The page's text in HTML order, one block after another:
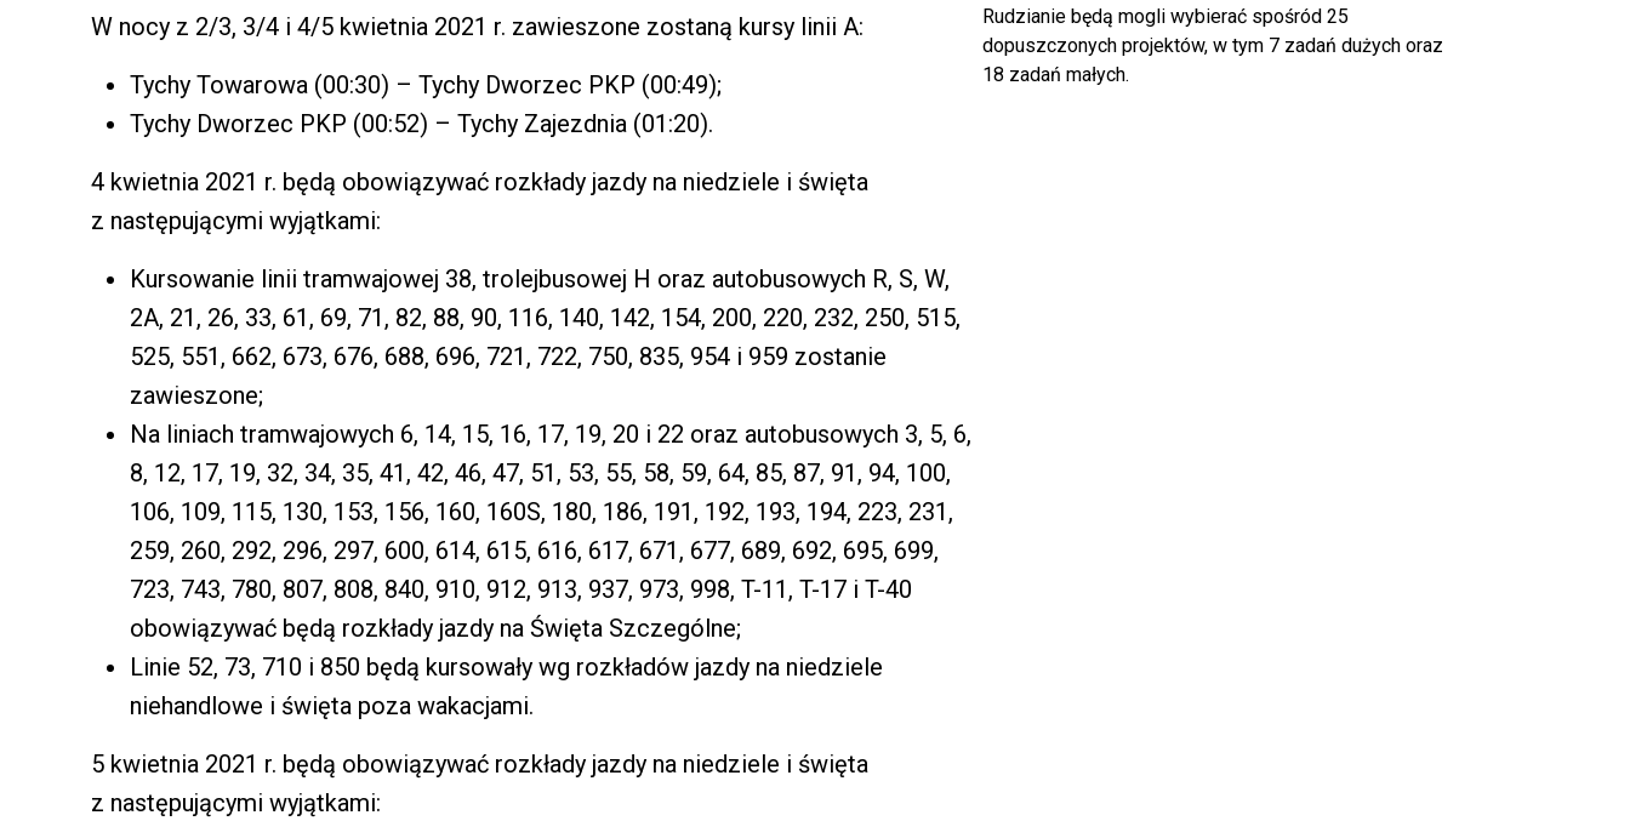
W nocy z 2/3, 3/4 i 4/5 kwietnia 2021 r. zawieszone zostaną kursy linii A:
Tychy Towarowa (00:30) – Tychy Dworzec PKP (00:49);
Tychy Dworzec PKP (00:52) – Tychy Zajezdnia (01:20).
4 kwietnia 2021 r. będą obowiązywać rozkłady jazdy na niedziele i święta
z następującymi wyjątkami:
Kursowanie linii tramwajowej 38, trolejbusowej H oraz autobusowych R, S, W,
2A, 21, 26, 33, 61, 69, 71, 82, 88, 90, 116, 140, 142, 154, 200, 220, 232, 250, 515,
525, 551, 662, 673, 676, 688, 696, 721, 722, 750, 835, 954 i 959 zostanie
zawieszone;
Na liniach tramwajowych 6, 14, 15, 16, 17, 19, 20 i 22 oraz autobusowych 3, 5, 6,
8, 12, 17, 19, 32, 34, 35, 41, 42, 46, 47, 51, 53, 55, 58, 59, 64, 85, 87, 91, 94, 100,
106, 109, 115, 130, 153, 156, 160, 160S, 180, 186, 191, 192, 193, 194, 223, 231,
259, 260, 292, 296, 297, 600, 614, 615, 616, 617, 671, 677, 689, 692, 695, 699,
723, 743, 780, 807, 808, 840, 910, 912, 913, 937, 973, 998, T-11, T-17 i T-40
obowiązywać będą rozkłady jazdy na Święta Szczególne;
Linie 52, 73, 710 i 850 będą kursowały wg rozkładów jazdy na niedziele
niehandlowe i święta poza wakacjami.
5 kwietnia 2021 r. będą obowiązywać rozkłady jazdy na niedziele i święta
z następującymi wyjątkami:
Rudzianie będą mogli wybierać spośród 25
dopuszczonych projektów, w tym 7 zadań dużych oraz
18 zadań małych.